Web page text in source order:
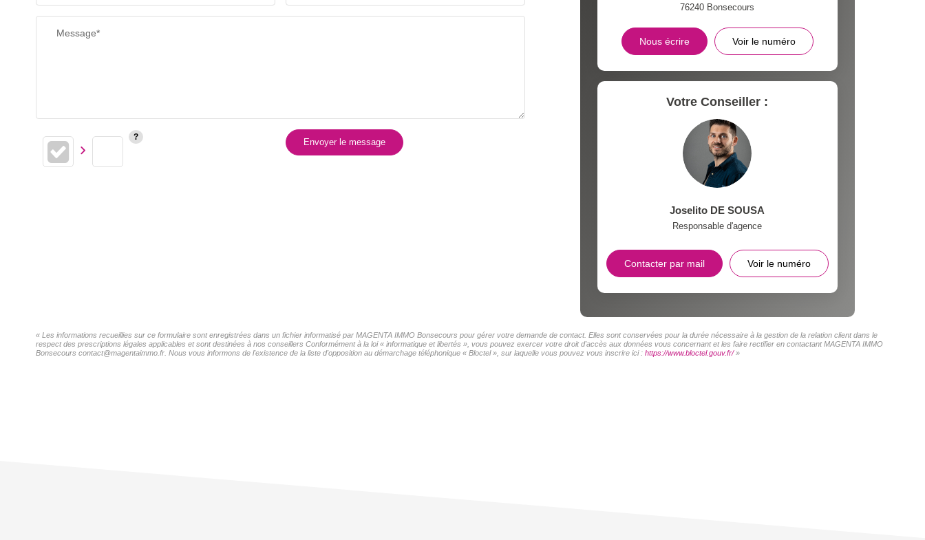
Message*
Envoyer le message
76240 Bonsecours
Nous écrire Voir le numéro
Votre Conseiller :
Joselito DE SOUSA
Responsable d'agence
Contacter par mail Voir le numéro
« Les informations recueillies sur ce formulaire sont enregistrées dans un fichier informatisé par MAGENTA IMMO Bonsecours pour gérer votre demande de contact. Elles sont conservées pour la durée nécessaire à la gestion de la relation client dans le
respect des prescriptions légales applicables et sont destinées à nos conseillers Conformément à la loi « informatique et libertés », vous pouvez exercer votre droit d'accès aux données vous concernant et les faire rectifier en contactant MAGENTA IMMO
Bonsecours contact@magentaimmo.fr. Nous vous informons de l'existence de la liste d'opposition au démarchage téléphonique « Bloctel », sur laquelle vous pouvez vous inscrire ici : https://www.bloctel.gouv.fr/»